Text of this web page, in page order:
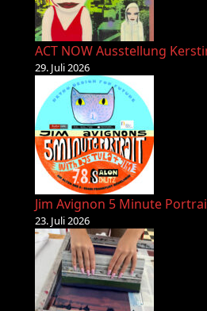
ACT NOW Ausstellung
29. Juli 2026
Jim Avignon 5 Minute
23. Juli 2026